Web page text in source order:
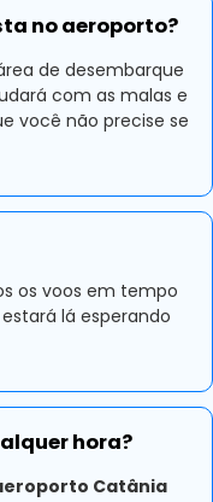
no aeroporto?
de desembarque
com as malas e
você não precise se
os voos em tempo
lá esperando
hora?
Catânia